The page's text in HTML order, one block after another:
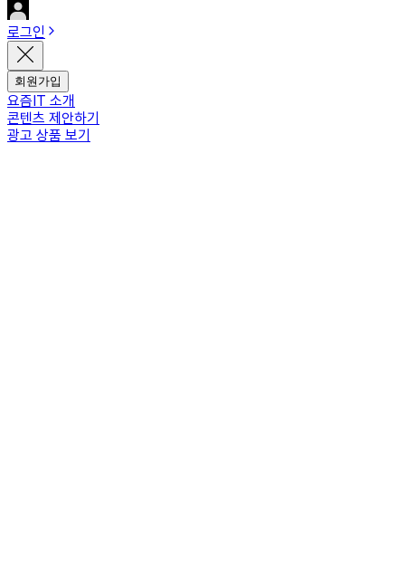
로그인
회원가입
요즘IT 소개
콘텐츠 제안하기
광고 상품 보기